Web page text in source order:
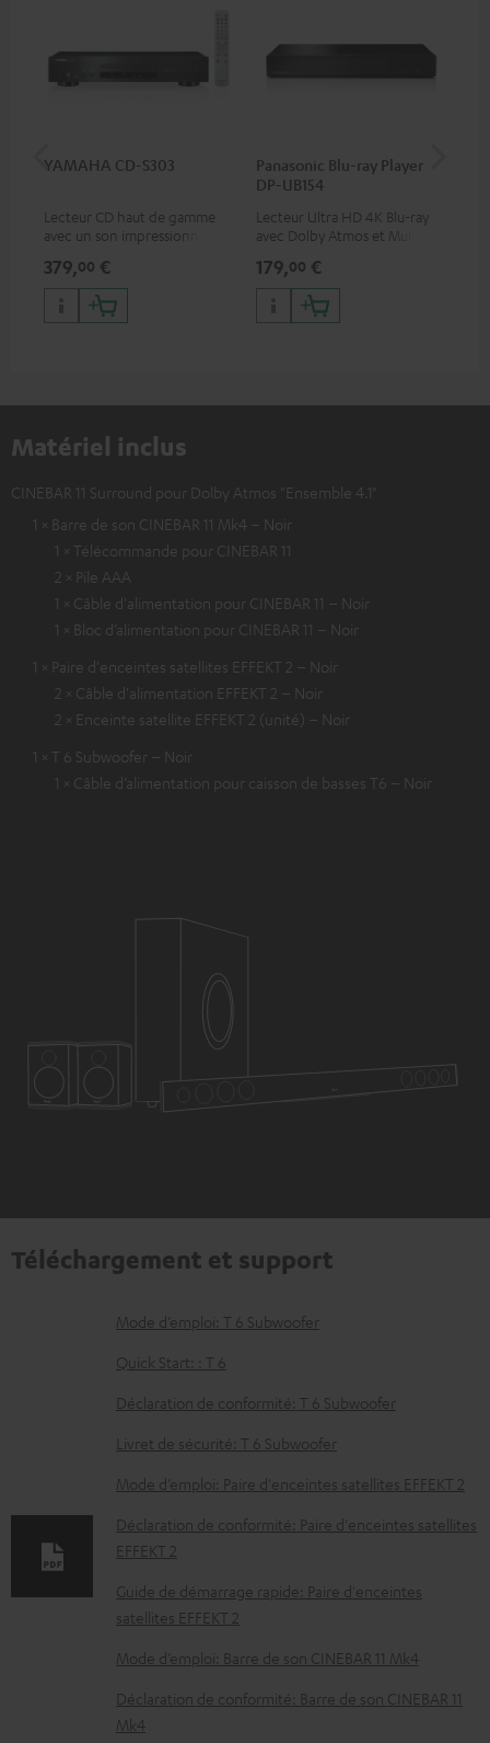
YAMAHA CD-S303
Lecteur CD haut de gamme
avec un son impressionnant
379,00 €
Panasonic Blu-ray Player
DP-UB154
Lecteur Ultra HD 4K Blu-ray
avec Dolby Atmos et Multi
qualité d’image incroyable et
des couleurs contrastées
179,00 €
Matériel inclus
CINEBAR 11 Surround pour Dolby Atmos "Ensemble 4.1"
1 × Barre de son CINEBAR 11 Mk4 – Noir
1 × Télécommande pour CINEBAR 11
2 × Pile AAA
1 × Câble d'alimentation pour CINEBAR 11 – Noir
1 × Bloc d’alimentation pour CINEBAR 11 – Noir
1 × Paire d'enceintes satellites EFFEKT 2 – Noir
2 × Câble d'alimentation EFFEKT 2 – Noir
2 × Enceinte satellite EFFEKT 2 (unité) – Noir
1 × T 6 Subwoofer – Noir
1 × Câble d’alimentation pour caisson de basses T6 – Noir
Téléchargement et support
D
o
m
e
n
t
s
t
é
é
Mode d’emploi: T 6 Subwoofer
Quick Start: : T 6
Déclaration de conformité: T 6 Subwoofer
Livret de sécurité: T 6 Subwoofer
Mode d’emploi: Paire d'enceintes satellites EFFEKT 2
Déclaration de conformité: Paire d'enceintes satellites
EFFEKT 2
Guide de démarrage rapide: Paire d'enceintes
satellites EFFEKT 2
Mode d’emploi: Barre de son CINEBAR 11 Mk4
Déclaration de conformité: Barre de son CINEBAR 11
Mk4